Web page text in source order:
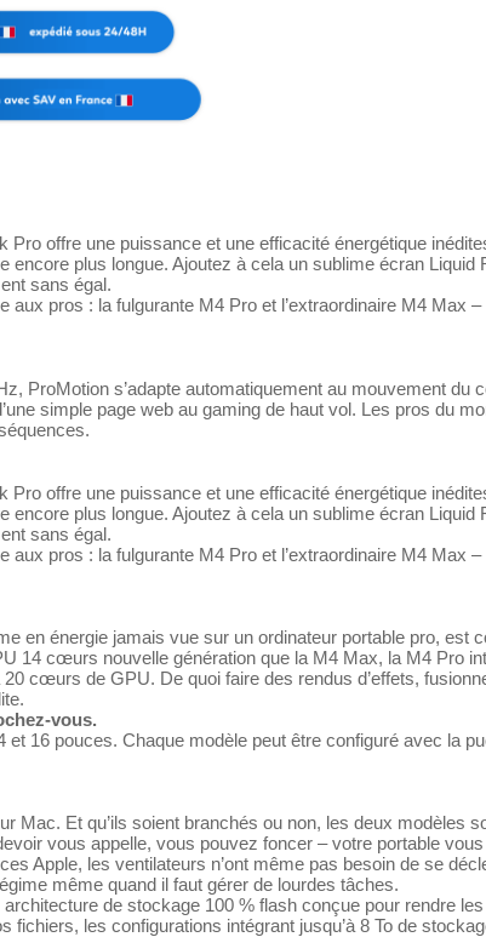
offre une puissance et une efficacité énergétique
encore plus longue. Ajoutez à cela un sublime écran
sans égal.
aux pros : la fulgurante M4 Pro et l’extraordinaire M4
ProMotion s’adapte automati­quement au mouvement du
simple page web au gaming de haut vol. Les pros du
offre une puissance et une efficacité énergétique
encore plus longue. Ajoutez à cela un sublime écran
sans égal.
aux pros : la fulgurante M4 Pro et l’extraordinaire M4
en énergie jamais vue sur un ordinateur portable pro, est
14 cœurs nouvelle génération que la M4 Max, la M4 Pro
20 cœurs de GPU. De quoi faire des rendus d’effets,
vous.
16 pouces. Chaque modèle peut être configuré avec la
Mac. Et qu’ils soient branchés ou non, les deux modèles
vous appelle, vous pouvez foncer – votre portable
Apple, les ventilateurs n’ont même pas besoin de se
même quand il faut gérer de lourdes tâches.
de stockage 100 % flash conçue pour rendre
les configu­rations intégrant jusqu’à 8 To de